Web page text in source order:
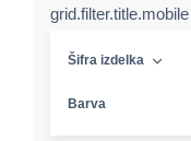
grid.filter.title.mobile
Šifra izdelka
Barva